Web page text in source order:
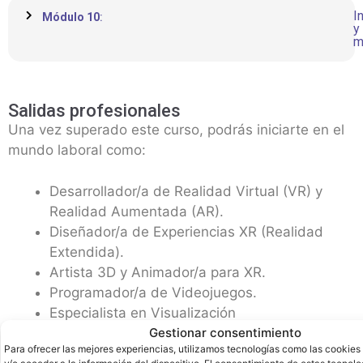
Gestionar consentimiento
Para ofrecer las mejores experiencias, utilizamos tecnologías como las
Módulo 10:
y
Salidas profesionales
Una vez superado este curso, podrás iniciarte en el
mundo laboral como:
Desarrollador/a de Realidad Virtual (VR) y
Realidad Aumentada (AR).
Diseñador/a de Experiencias XR (Realidad
Extendida).
Artista 3D y Animador/a para XR.
Programador/a de Videojuegos.
Especialista en Visualización
Arquitectónica/Ingeniería.
Desarrollador/a de Simulaciones y Formación.